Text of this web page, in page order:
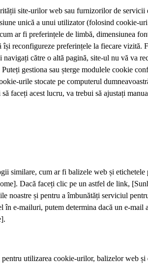
site-urilor web sau furnizorilor de
unică a unui utilizator (folosind cookie-
ar fi preferințele de limbă, dimensiunea
reconfigureze preferințele la fiecare vizită.
către o altă pagină, site-ul nu vă va
gestiona sau șterge modulele cookie
urile stocate pe computerul
faceți acest lucru, va trebui să ajustați
similare, cum ar fi balizele web și
Dacă faceți clic pe un astfel de link,
noastre și pentru a îmbunătăți serviciul
e-mailuri, putem determina dacă un e-
utilizarea cookie-urilor, balizelor web și